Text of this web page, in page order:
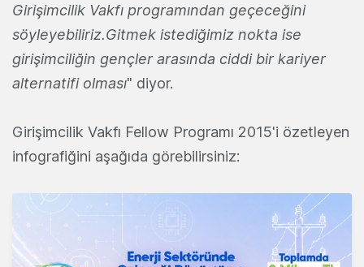
Girişimcilik Vakfı programından geçeceğini
söyleyebiliriz.Gitmek istediğimiz nokta ise
girişimciliğin gençler arasında ciddi bir kariyer
alternatifi olması" diyor.
Girişimcilik Vakfı Fellow Programı 2015'i özetleyen
infografiğini aşağıda görebilirsiniz: